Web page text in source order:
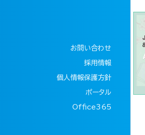
お問い合わせ
採用情報
個人情報保護方針
ポータル
Office365